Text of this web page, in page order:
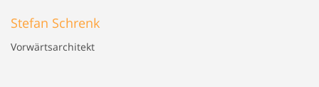
Stefan Schrenk
Vorwärtsarchitekt